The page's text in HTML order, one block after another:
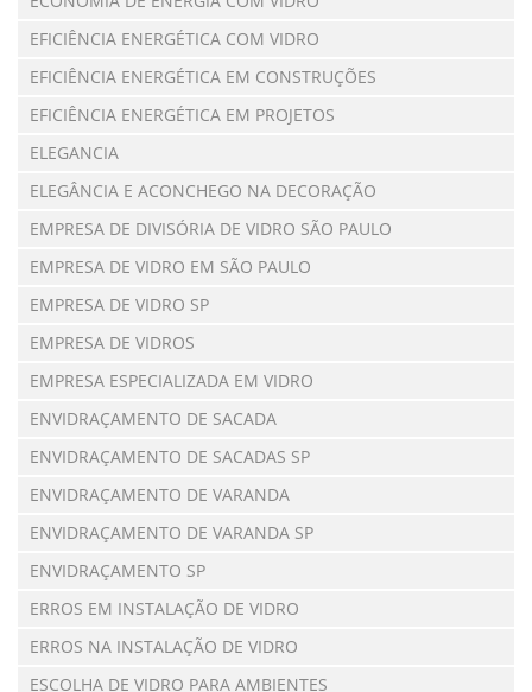
EFICIÊNCIA ENERGÉTICA COM VIDRO
EFICIÊNCIA ENERGÉTICA EM CONSTRUÇÕES
EFICIÊNCIA ENERGÉTICA EM PROJETOS
ELEGANCIA
ELEGÂNCIA E ACONCHEGO NA DECORAÇÃO
EMPRESA DE DIVISÓRIA DE VIDRO SÃO PAULO
EMPRESA DE VIDRO EM SÃO PAULO
EMPRESA DE VIDRO SP
EMPRESA DE VIDROS
EMPRESA ESPECIALIZADA EM VIDRO
ENVIDRAÇAMENTO DE SACADA
ENVIDRAÇAMENTO DE SACADAS SP
ENVIDRAÇAMENTO DE VARANDA
ENVIDRAÇAMENTO DE VARANDA SP
ENVIDRAÇAMENTO SP
ERROS EM INSTALAÇÃO DE VIDRO
ERROS NA INSTALAÇÃO DE VIDRO
ESCOLHA DE VIDRO PARA AMBIENTES